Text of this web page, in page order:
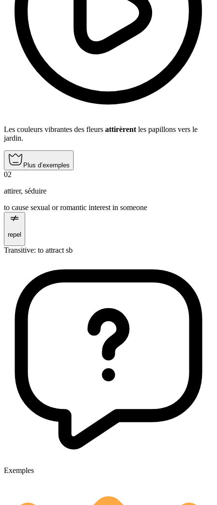
Les couleurs vibrantes des fleurs attirèrent les papillons vers le
jardin.
Plus d’exemples
02
attirer, séduire
to cause sexual or romantic interest in someone
repel
Transitive: to attract sb
Exemples